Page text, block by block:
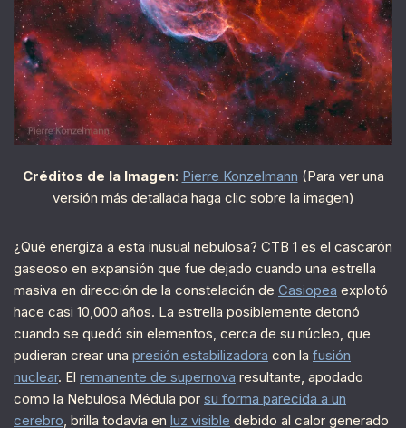
Créditos de la Imagen: Pierre Konzelmann (Para ver una
versión más detallada haga clic sobre la imagen)
¿Qué energiza a esta inusual nebulosa? CTB 1 es el cascarón
gaseoso en expansión que fue dejado cuando una estrella
masiva en dirección de la constelación de Casiopea explotó
hace casi 10,000 años. La estrella posiblemente detonó
cuando se quedó sin elementos, cerca de su núcleo, que
pudieran crear una presión estabilizadora con la fusión
nuclear. El remanente de supernova resultante, apodado
como la Nebulosa Médula por su forma parecida a un
cerebro, brilla todavía en luz visible debido al calor generado